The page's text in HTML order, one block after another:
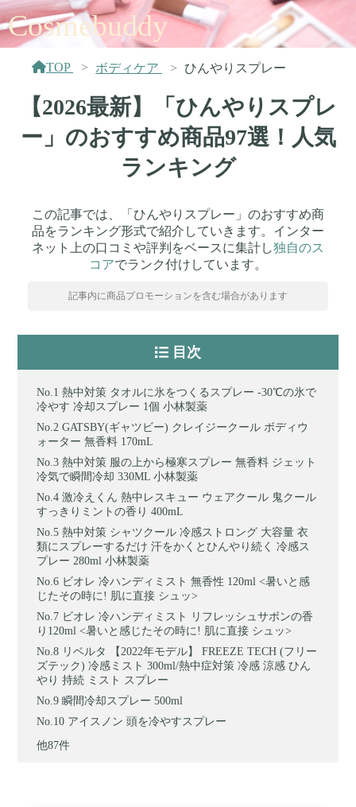
Cosmebuddy
TOP ボディケア ひんやりスプレー
【2026最新】「ひんやりスプレ
ー」のおすすめ商品97選！人気
ランキング
この記事では、「ひんやりスプレー」のおすすめ商
品をランキング形式で紹介していきます。インター
ネット上の口コミや評判をベースに集計し独自のス
コアでランク付けしています。
記事内に商品プロモーションを含む場合があります
目次
熱中対策 タオルに氷をつくるスプレー -30℃の氷で
冷やす 冷却スプレー 1個 小林製薬
GATSBY(ギャツビー) クレイジークール ボディウ
ォーター 無香料 170mL
熱中対策 服の上から極寒スプレー 無香料 ジェット
冷気で瞬間冷却 330ML 小林製薬
激冷えくん 熱中レスキュー ウェアクール 鬼クール
すっきりミントの香り 400mL
熱中対策 シャツクール 冷感ストロング 大容量 衣
類にスプレーするだけ 汗をかくとひんやり続く 冷感ス
プレー 280ml 小林製薬
ビオレ 冷ハンディミスト 無香性 120ml <暑いと感
じたその時に! 肌に直接 シュッ>
ビオレ 冷ハンディミスト リフレッシュサボンの香
り120ml <暑いと感じたその時に! 肌に直接 シュッ>
リベルタ 【2022年モデル】 FREEZE TECH (フリー
ズテック) 冷感ミスト 300ml/熱中症対策 冷感 涼感 ひん
やり 持続 ミスト スプレー
瞬間冷却スプレー 500ml
アイスノン 頭を冷やすスプレー
他87件